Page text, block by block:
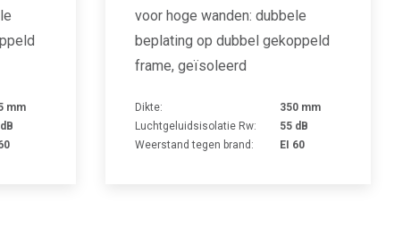
mm
voor hoge wanden: dubbele
beplating op dubbel gekoppeld
frame, geïsoleerd
Dikte:
350 mm
Luchtgeluidsisolatie Rw:
55 dB
Weerstand tegen brand:
EI 60